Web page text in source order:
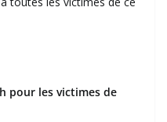
pour les victimes de